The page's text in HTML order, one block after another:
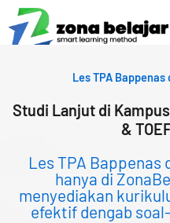
Lewati
ke
konten
Les TPA Bappenas
Studi Lanjut di
&
Les TPA Bappenas
hanya di
menyediakan
efektif dengab